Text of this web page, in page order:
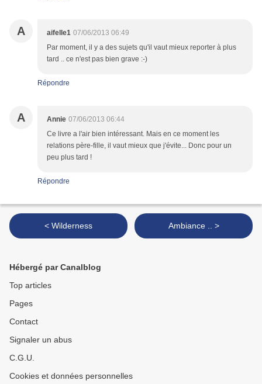
A aifelle1 07/06/2013 06:49
Par moment, il y a des sujets qu'il vaut mieux reporter à plus
tard .. ce n'est pas bien grave :-)
Répondre
A Annie 07/06/2013 06:44
Ce livre a l'air bien intéressant. Mais en ce moment les
relations père-fille, il vaut mieux que j'évite... Donc pour un
peu plus tard !
Répondre
< Wilderness Ambiance .. >
Hébergé par Canalblog
Top articles
Pages
Contact
Signaler un abus
C.G.U.
Cookies et données personnelles